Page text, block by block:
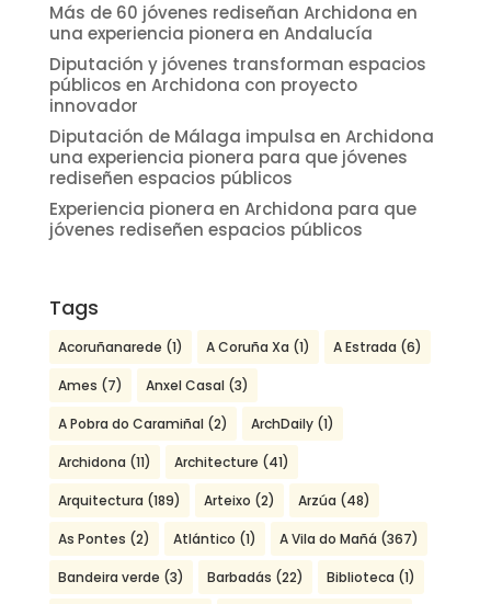
Más de 60 jóvenes rediseñan Archidona en
una experiencia pionera en Andalucía
Diputación y jóvenes transforman espacios
públicos en Archidona con proyecto
innovador
Diputación de Málaga impulsa en Archidona
una experiencia pionera para que jóvenes
rediseñen espacios públicos
Experiencia pionera en Archidona para que
jóvenes rediseñen espacios públicos
Tags
Acoruñanarede (1) A Coruña Xa (1) A Estrada (6)
Ames (7) Anxel Casal (3)
A Pobra do Caramiñal (2) ArchDaily(1)
Archidona (11) Architecture (41)
Arquitectura (189) Arteixo (2) Arzúa (48)
As Pontes (2) Atlántico (1) A Vila do Mañá (367)
Bandeira verde (3) Barbadás (22) Biblioteca (1)